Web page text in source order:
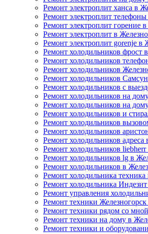
Ремонт электроплит ханса в
Ремонт электроплит
Ремонт электроплит горение
Ремонт электроплит в
Ремонт электроплит gorenje в
Ремонт холодильников фрост
Ремонт холодильников
Ремонт холодильников
Ремонт холодильников
Ремонт холодильников с
Ремонт холодильников на
Ремонт холодильников на
Ремонт холодильников и
Ремонт холодильников
Ремонт холодильников
Ремонт холодильников
Ремонт холодильников
Ремонт холодильников lg в
Ремонт холодильников в
Ремонт холодильника
Ремонт холодильника
Ремонт управления
Ремонт техники
Ремонт техники рядом со
Ремонт техники на дому в
Ремонт техники и